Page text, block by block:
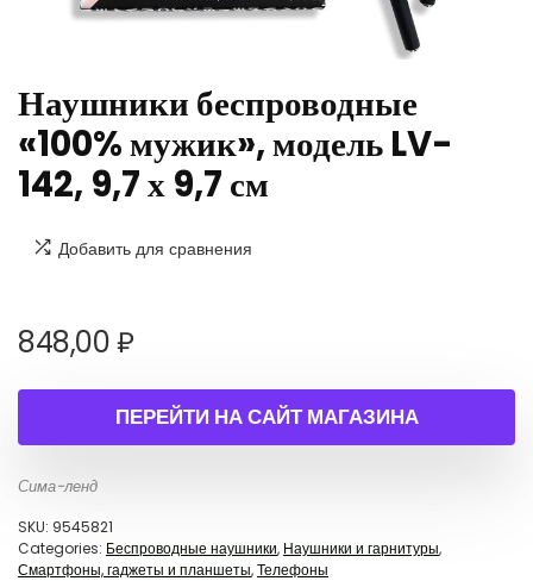
Наушники беспроводные
«100% мужик», модель LV-
142, 9,7 х 9,7 см
Добавить для сравнения
848,00₽
ПЕРЕЙТИ НА САЙТ МАГАЗИНА
Сима-ленд
SKU: 9545821
Categories: Беспроводные наушники, Наушники и гарнитуры,
Смартфоны, гаджеты и планшеты,Телефоны